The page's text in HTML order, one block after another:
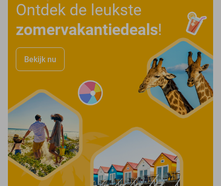
Ontdek de leukste
zomervakantiedeals!
Bekijk nu